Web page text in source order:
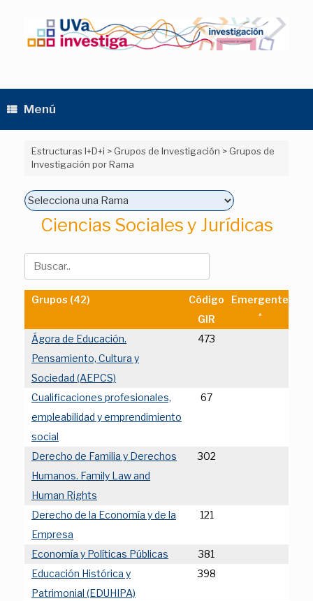
contenido
Menú
Estructuras I+D+i > Grupos de Investigación > Grupos de
Investigación por Rama
Ciencias Sociales y Jurídicas
Grupos (42)
Código
GIR
Emergente
*
Ágora de Educación.
Pensamiento, Cultura y
Sociedad (AEPCS)
473
Cualificaciones profesionales,
empleabilidad y emprendimiento
social
67
Derecho de Familia y Derechos
Humanos. Family Law and
Human Rights
302
Derecho de la Economía y de la
Empresa
121
Economía y Políticas Públicas
381
Educación Histórica y
Patrimonial (EDUHIPA)
398